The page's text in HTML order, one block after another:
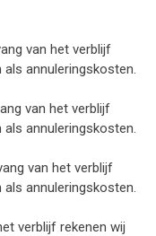
van het verblijf
annuleringskosten.
van het verblijf
annuleringskosten.
van het verblijf
annuleringskosten.
verblijf rekenen wij